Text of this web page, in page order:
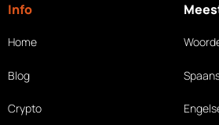
Info
Home
Blog
Crypto